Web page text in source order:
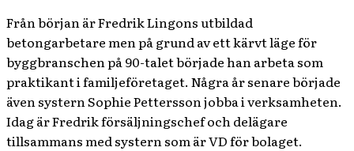
Från början är Fredrik Lingons utbildad
betongarbetare men på grund av ett kärvt läge för
byggbranschen på 90-talet började han arbeta som
praktikant i familjeföretaget. Några år senare började
även systern Sophie Pettersson jobba i verksamheten.
Idag är Fredrik försäljningschef och delägare
tillsammans med systern som är VD för bolaget.